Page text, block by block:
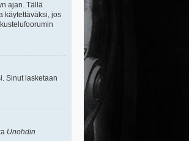
ajan. Tällä
käytettäväksi, jos
Sinut lasketaan
Unohdin